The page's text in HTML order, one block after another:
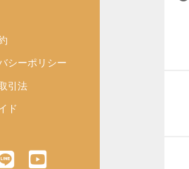
シーポリシー
引法
ド